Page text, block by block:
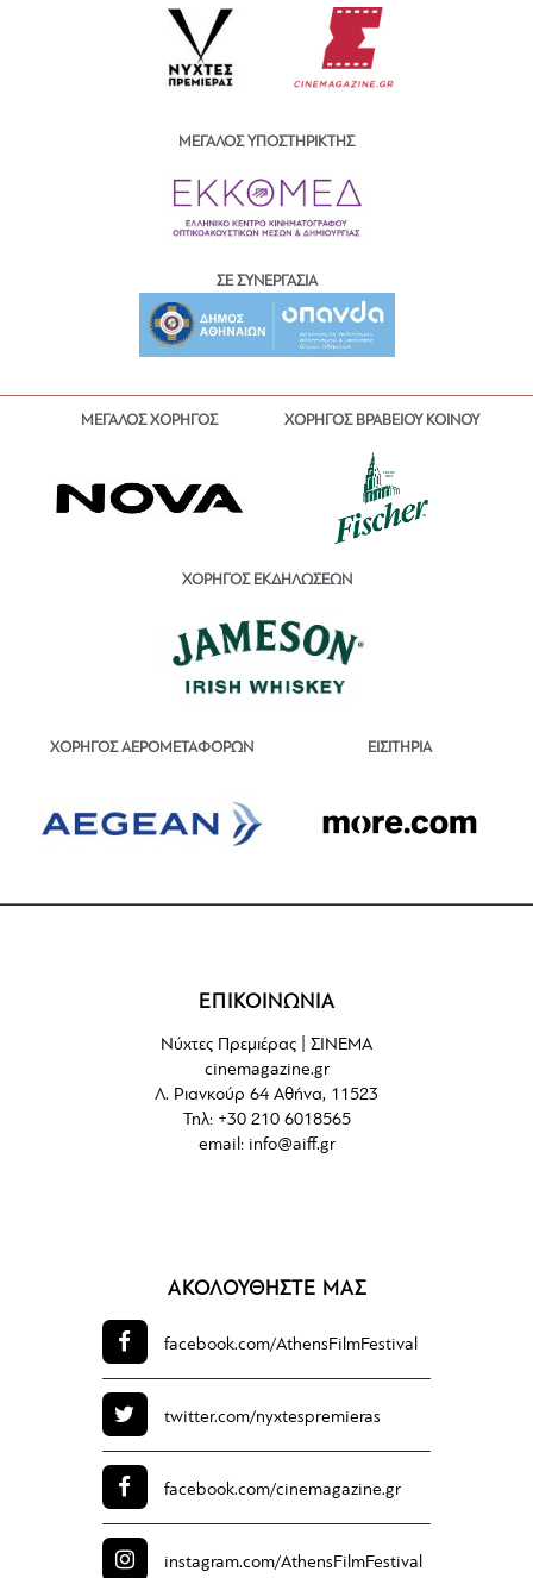
ΜΕΓΑΛΟΣ ΥΠΟΣΤΗΡΙΚΤΗΣ
ΣΕ ΣΥΝΕΡΓΑΣΙΑ
ΜΕΓΑΛΟΣ ΧΟΡΗΓΟΣ ΧΟΡΗΓΟΣ ΒΡΑΒΕΙΟΥ ΚΟΙΝΟΥ
ΧΟΡΗΓΟΣ ΕΚΔΗΛΩΣΕΩΝ
ΧΟΡΗΓΟΣ ΑΕΡΟΜΕΤΑΦΟΡΩΝ ΕΙΣΙΤΗΡΙΑ
ΕΠΙΚΟΙΝΩΝΙΑ
Νύχτες Πρεμιέρας | ΣΙΝΕΜΑ
cinemagazine.gr
Λ. Ριανκούρ 64 Αθήνα, 11523
Τηλ: +30 210 6018565
email: info@aiff.gr
ΑΚΟΛΟΥΘΗΣΤΕ ΜΑΣ
facebook.com/AthensFilmFestival
twitter.com/nyxtespremieras
facebook.com/cinemagazine.gr
instagram.com/AthensFilmFestival